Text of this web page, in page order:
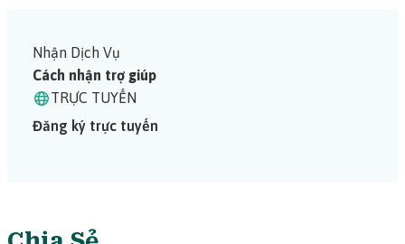
Nhận Dịch Vụ
Cách nhận trợ giúp
TRỰC TUYẾN
Đăng ký trực tuyến